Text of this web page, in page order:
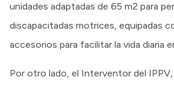
unidades adaptadas de 65 m2 para
discapacitadas motrices, equipadas
accesorios para facilitar la vida diaria
Por otro lado, el Interventor del IPPV,